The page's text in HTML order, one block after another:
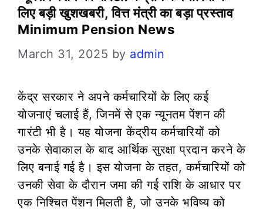
लिए बड़ी खुशखबरी, वित्त मंत्री का बड़ा प्रस्ताव
Minimum Pension News
March 31, 2025 by admin
केंद्र सरकार ने अपने कर्मचारियों के लिए कई
योजनाएं चलाई हैं, जिनमें से एक न्यूनतम पेंशन की
गारंटी भी है। यह योजना केंद्रीय कर्मचारियों को
उनके सेवाकाल के बाद आर्थिक सुरक्षा प्रदान करने के
लिए बनाई गई है। इस योजना के तहत, कर्मचारियों को
उनकी सेवा के दौरान जमा की गई राशि के आधार पर
एक निश्चित पेंशन मिलती है, जो उनके भविष्य को